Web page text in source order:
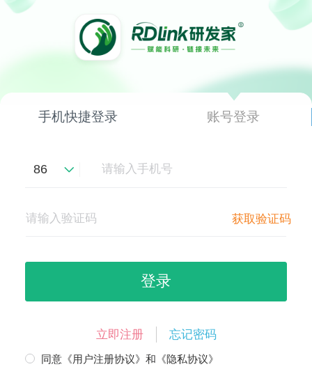
手机快捷登录 账号登录
86
获取验证码
登录
立即注册 忘记密码
同意 《用户注册协议》和 《隐私协议》